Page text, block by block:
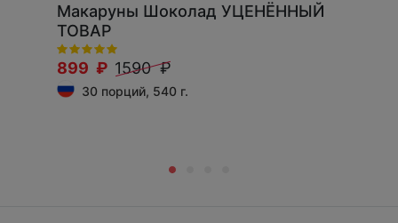
Макаруны Шоколад УЦЕНЁННЫЙ
ТОВАР
899 ₽ 1590 ₽
30 порций, 540 г.